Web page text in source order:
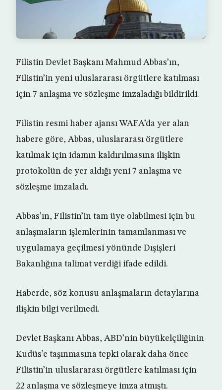
Filistin Devlet Başkanı Mahmud Abbas’ın,
Filistin’in yeni uluslararası örgütlere katılması
için 7 anlaşma ve sözleşme imzaladığı bildirildi.
Filistin resmi haber ajansı WAFA’da yer alan
habere göre, Abbas, uluslararası örgütlere
katılmak için idamın kaldırılmasına ilişkin
protokolün de yer aldığı yeni 7 anlaşma ve
sözleşme imzaladı.
Abbas’ın, Filistin’in tam üye olabilmesi için bu
anlaşmaların işlemlerinin tamamlanması ve
uygulamaya geçilmesi yönünde Dışişleri
Bakanlığına talimat verdiği ifade edildi.
Haberde, söz konusu anlaşmaların detaylarına
ilişkin bilgi verilmedi.
Devlet Başkanı Abbas, ABD’nin büyükelçiliğinin
Kudüs’e taşınmasına tepki olarak daha önce
Filistin’in uluslararası örgütlere katılması için
22 anlaşma ve sözleşmeye imza atmıştı.